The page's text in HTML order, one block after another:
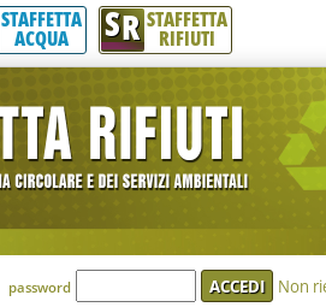
per lèggere interamente la notizia.
STAFFETTA
ACQUA SR STAFFETTA
RIFIUTI
accedere'
password Non